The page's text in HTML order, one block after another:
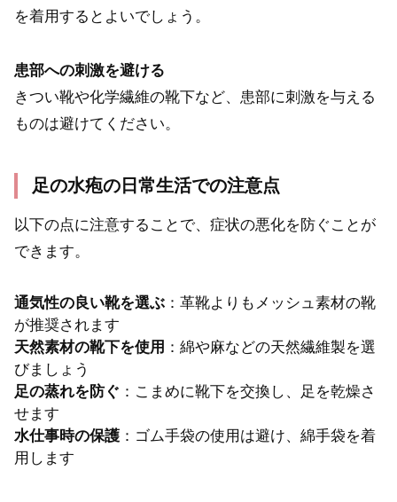
を着用するとよいでしょう。
患部への刺激を避ける
きつい靴や化学繊維の靴下など、患部に刺激を与える
ものは避けてください。
足の水疱の日常生活での注意点
以下の点に注意することで、症状の悪化を防ぐことが
できます。
通気性の良い靴を選ぶ ：革靴よりもメッシュ素材の靴
が推奨されます
天然素材の靴下を使用 ：綿や麻などの天然繊維製を選
びましょう
足の蒸れを防ぐ ：こまめに靴下を交換し、足を乾燥さ
せます
水仕事時の保護 ：ゴム手袋の使用は避け、綿手袋を着
用します